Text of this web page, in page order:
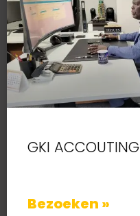
GKI ACCOUTING
Bezoeken »